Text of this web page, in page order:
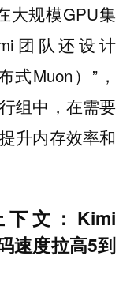
大规模GPU集
团队还设计
式Muon）”，
组中，在需要
升内存效率和
文：Kimi
速度拉高5到